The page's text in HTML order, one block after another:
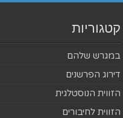
קטגוריות
במגרש שלהם
דירוג הפרשנים
הזווית הנוסטלגית
הזווית לחיבורים